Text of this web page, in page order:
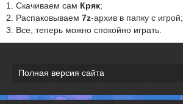
1. Скачиваем сам Кряк;
2. Распаковываем 7z-архив в папку с игрой;
3. Все, теперь можно спокойно играть.
Полная версия сайта